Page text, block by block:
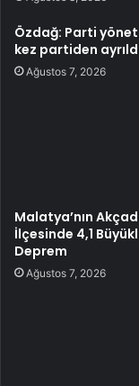
Özdağ: Parti
kez partiden
Ağustos 7, 2026
Malatya’nın
İlçesinde 4,1
Deprem
Ağustos 7, 2026